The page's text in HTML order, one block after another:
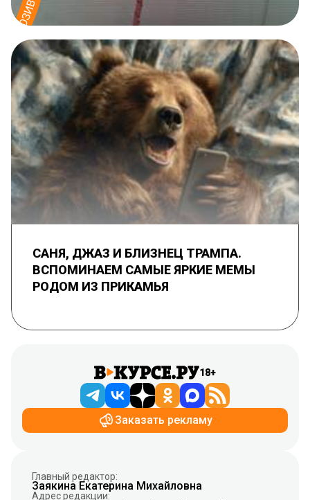
САНЯ, ДЖАЗ И БЛИЗНЕЦ ТРАМПА.
ВСПОМИНАЕМ САМЫЕ ЯРКИЕ МЕМЫ
РОДОМ ИЗ ПРИКАМЬЯ
18+
Заказать рекламу
Главный редактор:
Заякина Екатерина Михайловна
Адрес редакции: